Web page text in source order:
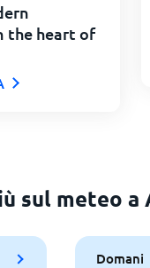
the heart of
sul meteo a
Domani